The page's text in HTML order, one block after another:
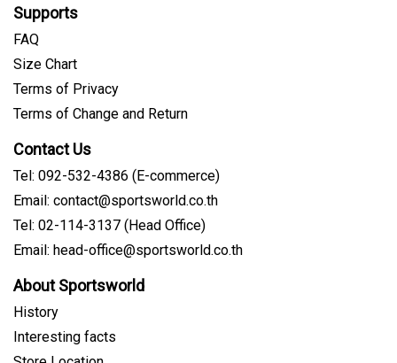
Supports
FAQ
Size Chart
Terms of Privacy
Terms of Change and Return
Contact Us
Tel: 092-532-4386 (E-commerce)
Email: contact@sportsworld.co.th
Tel: 02-114-3137 (Head Office)
Email: head-office@sportsworld.co.th
About Sportsworld
History
Interesting facts